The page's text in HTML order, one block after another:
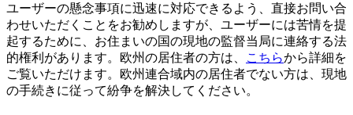
ユーザーの懸念事項に迅速に対応できるよう、直接お問い合
わせいただくことをお勧めしますが、ユーザーには苦情を提
起するために、お住まいの国の現地の監督当局に連絡する法
的権利があります。欧州の居住者の方は、
こちらから詳細を
ご覧いただけます。欧州連合域内の居住者でない方は、現地
の手続きに従って紛争を解決してください。